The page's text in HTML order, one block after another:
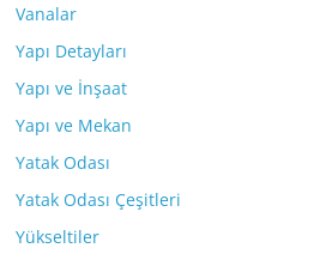
Vanalar
Yapı Detayları
Yapı ve İnşaat
Yapı ve Mekan
Yatak Odası
Yatak Odası Çeşitleri
Yükseltiler